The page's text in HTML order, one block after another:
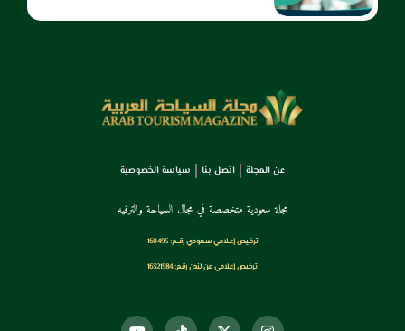
عن المجلة اتصل بنا سياسة الخصوصية
مجلة سعودية متخصصة في مجال السياحة والترفيه
ترخـيص إعـلامي سـعودي رقــم: 160495
ترخيص إعلامي من لندن رقم: 16321584